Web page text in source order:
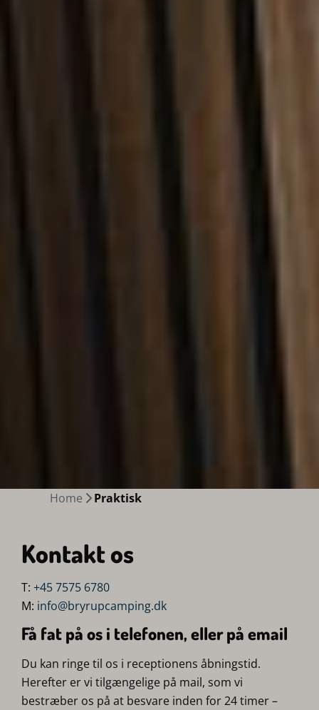
Home Praktisk
Kontakt os
T:+45 7575 6780
M: info@bryrupcamping.dk
Få fat på os i telefonen, eller på email
Du kan ringe til os i receptionens åbningstid.
Herefter er vi tilgængelige på mail, som vi
bestræber os på at besvare inden for 24 timer –